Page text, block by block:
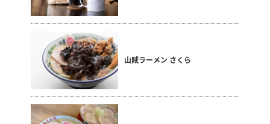
山賊ラーメン さくら